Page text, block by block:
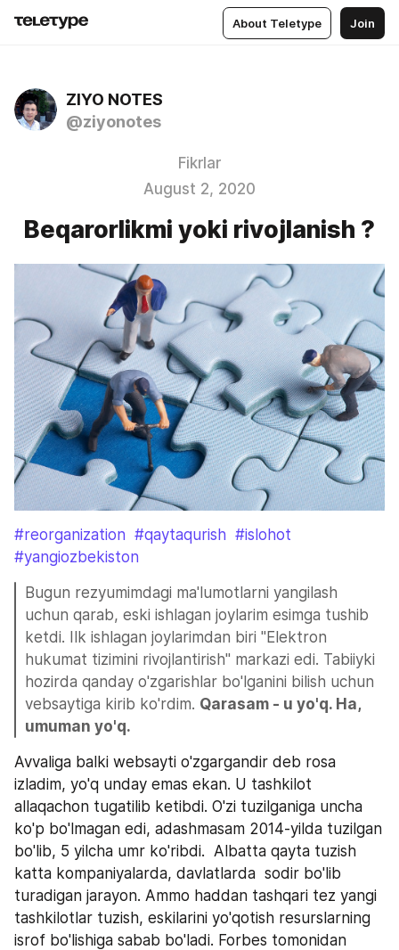
About Teletype Join
ZIYO NOTES
@ziyonotes
Fikrlar
August 2, 2020
Beqarorlikmi yoki rivojlanish ?
#reorganization #qaytaqurish #islohot
#yangiozbekiston
Bugun rezyumimdagi ma'lumotlarni yangilash
uchun qarab, eski ishlagan joylarim esimga tushib
ketdi. Ilk ishlagan joylarimdan biri "Elektron
hukumat tizimini rivojlantirish" markazi edi. Tabiiyki
hozirda qanday o'zgarishlar bo'lganini bilish uchun
vebsaytiga kirib ko'rdim. Qarasam - u yo'q. Ha,
Avvaliga balki websayti o'zgargandir deb rosa
izladim, yo'q unday emas ekan. U tashkilot
allaqachon tugatilib ketibdi. O'zi tuzilganiga uncha
ko'p bo'lmagan edi, adashmasam 2014-yilda tuzilgan
bo'lib, 5 yilcha umr ko'ribdi.  Albatta qayta tuzish
katta kompaniyalarda, davlatlarda  sodir bo'lib
turadigan jarayon. Ammo haddan tashqari tez yangi
tashkilotlar tuzish, eskilarini yo'qotish resurslarning
isrof bo'lishiga sabab bo'ladi. Forbes tomonidan